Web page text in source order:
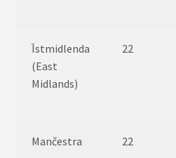
Īstmidlenda
(East
Midlands)
22
Mančestra 22